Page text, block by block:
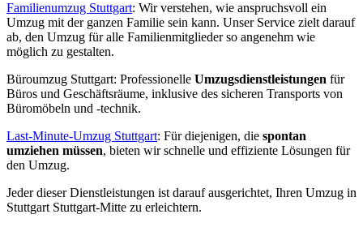
Familienumzug Stuttgart: Wir verstehen, wie anspruchsvoll ein
Umzug mit der ganzen Familie sein kann. Unser Service zielt darauf
ab, den Umzug für alle Familienmitglieder so angenehm wie
möglich zu gestalten.
Büroumzug Stuttgart: Professionelle Umzugsdienstleistungen für
Büros und Geschäftsräume, inklusive des sicheren Transports von
Büromöbeln und -technik.
Last-Minute-Umzug Stuttgart: Für diejenigen, die spontan
umziehen müssen, bieten wir schnelle und effiziente Lösungen für
den Umzug.
Jeder dieser Dienstleistungen ist darauf ausgerichtet, Ihren Umzug in
Stuttgart Stuttgart-Mitte zu erleichtern.